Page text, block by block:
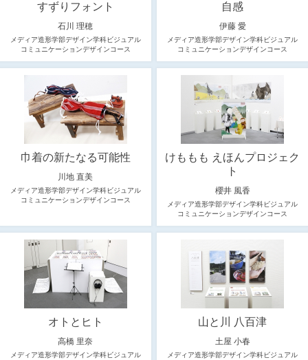
すずりフォント
石川 理穂
メディア造形学部デザイン学科ビジュアル
コミュニケーションデザインコース
自感
伊藤 愛
メディア造形学部デザイン学科ビジュアル
コミュニケーションデザインコース
巾着の新たなる可能性
川地 直美
メディア造形学部デザイン学科ビジュアル
コミュニケーションデザインコース
けももも えほんプロジェク
ト
櫻井 風香
メディア造形学部デザイン学科ビジュアル
コミュニケーションデザインコース
オトとヒト
高橋 里奈
メディア造形学部デザイン学科ビジュアル
山と川 八百津
土屋 小春
メディア造形学部デザイン学科ビジュアル